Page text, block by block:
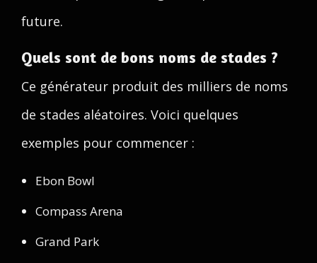
future.
Quels sont de bons noms de stades ?
Ce générateur produit des milliers de noms
de stades aléatoires. Voici quelques
exemples pour commencer :
Ebon Bowl
Compass Arena
Grand Park